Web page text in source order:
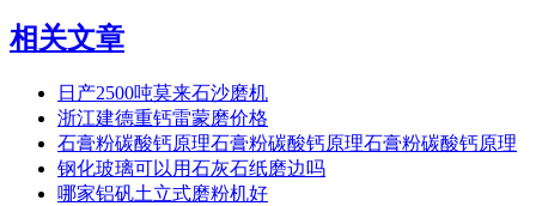
相关文章
日产2500吨莫来石沙磨机
浙江建德重钙雷蒙磨价格
石膏粉碳酸钙原理石膏粉碳酸钙原理石膏粉碳酸钙原理
钢化玻璃可以用石灰石纸磨边吗
哪家铝矾土立式磨粉机好